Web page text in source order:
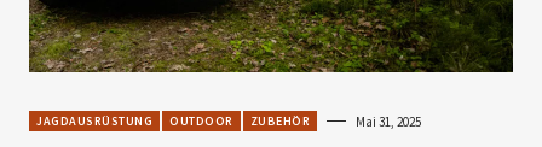
JAGDAUSRÜSTUNG OUTDOOR ZUBEHÖR Mai 31, 2025